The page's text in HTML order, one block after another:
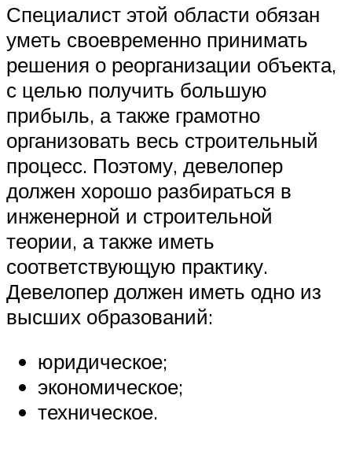
Специалист этой области обязан
уметь своевременно принимать
решения о реорганизации объекта,
с целью получить большую
прибыль, а также грамотно
организовать весь строительный
процесс. Поэтому, девелопер
должен хорошо разбираться в
инженерной и строительной
теории, а также иметь
соответствующую практику.
Девелопер должен иметь одно из
высших образований:
юридическое;
экономическое;
техническое.